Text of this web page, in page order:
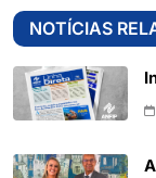
NOTÍCIAS